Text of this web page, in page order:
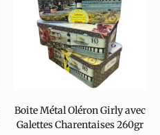
Boite Métal Oléron Girly avec
Galettes Charentaises 260gr